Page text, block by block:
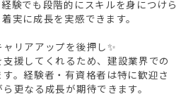
験でも段階的にスキルを身につけら
実に成長を実感できます。
リアアップを後押し✨
援してくれるため、建設業界での
。経験者・有資格者は特に歓迎さ
更なる成長が期待できます。